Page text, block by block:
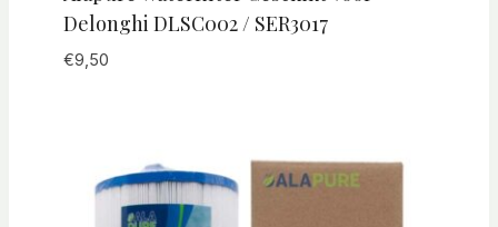
Delonghi DLSC002 / SER3017
€9,50